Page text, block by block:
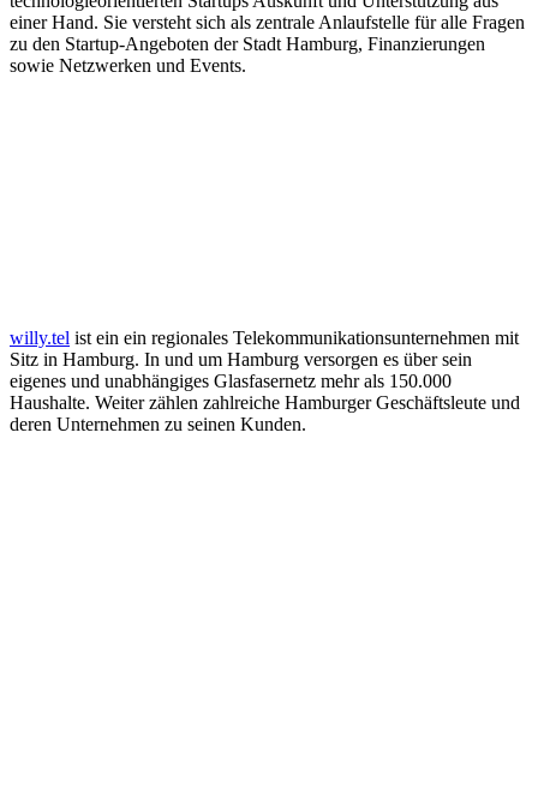
einer Hand. Sie versteht sich als zentrale Anlaufstelle für alle Fragen
zu den Startup-Angeboten der Stadt Hamburg, Finanzierungen
sowie Netzwerken und Events.
willy.tel ist ein ein regionales Telekommunikationsunternehmen mit
Sitz in Hamburg. In und um Hamburg versorgen es über sein
eigenes und unabhängiges Glasfasernetz mehr als 150.000
Haushalte. Weiter zählen zahlreiche Hamburger Geschäftsleute und
deren Unternehmen zu seinen Kunden.